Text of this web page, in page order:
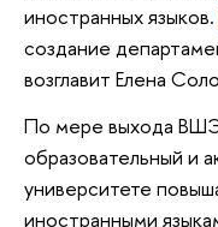
иностранных языков.
создание
возглавит Елена
По мере выхода
образовательный и
университете
иностранными